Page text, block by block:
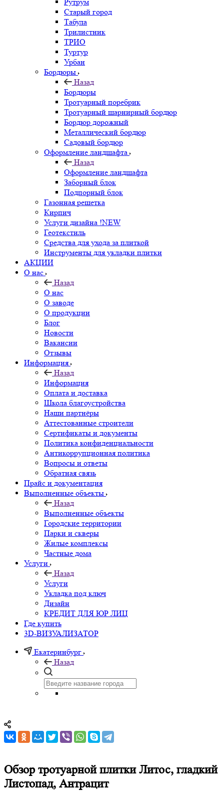
Старый город
Табула
Трилистник
ТРИО
Туртур
Урбан
Бордюры
Назад
Бордюры
Тротуарный поребрик
Тротуарный шарнирный бордюр
Бордюр дорожный
Металлический бордюр
Садовый бордюр
Оформление ландшафта
Назад
Оформление ландшафта
Заборный блок
Подпорный блок
Газонная решетка
Кирпич
Услуги дизайна !NEW
Геотекстиль
Средства для ухода за плиткой
Инструменты для укладки плитки
АКЦИИ
О нас
Назад
О нас
О заводе
О продукции
Блог
Новости
Вакансии
Отзывы
Информация
Назад
Информация
Оплата и доставка
Школа благоустройства
Наши партнёры
Аттестованные строители
Сертификаты и документы
Политика конфиденциальности
Антикоррупционная политика
Вопросы и ответы
Обратная связь
Прайс и документация
Выполненные объекты
Назад
Выполненные объекты
Городские территории
Парки и скверы
Жилые комплексы
Частные дома
Услуги
Назад
Услуги
Укладка под ключ
Дизайн
КРЕДИТ ДЛЯ ЮР ЛИЦ
Где купить
3D-ВИЗУАЛИЗАТОР
Екатеринбург
Назад
Обзор тротуарной плитки Литос, гладкий
Листопад, Антрацит